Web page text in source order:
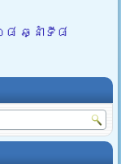
ឆ្នាំទី៨